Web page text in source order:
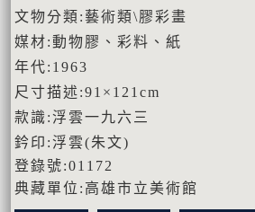
文物分類:藝術類\膠彩畫
媒材:動物膠、彩料、紙
年代:1963
尺寸描述:91×121cm
款識:浮雲一九六三
鈐印:浮雲(朱文)
登錄號:01172
典藏單位:高雄市立美術館